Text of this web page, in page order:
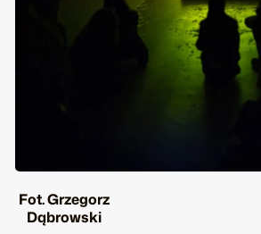
Fot. Grzegorz
Dąbrowski